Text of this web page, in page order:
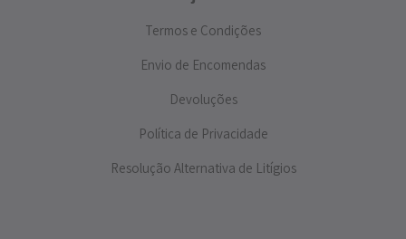
Termos e Condições
Envio de Encomendas
Devoluções
Política de Privacidade
Resolução Alternativa de Litígios